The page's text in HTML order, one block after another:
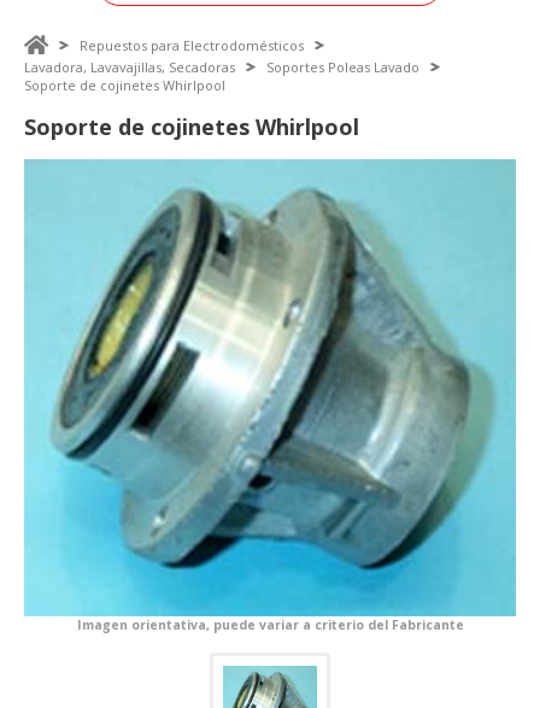
Repuestos para Electrodomésticos
Lavadora, Lavavajillas, Secadoras
Soportes Poleas Lavado
Soporte de cojinetes Whirlpool
Soporte de cojinetes Whirlpool
Imagen orientativa, puede variar a criterio del Fabricante